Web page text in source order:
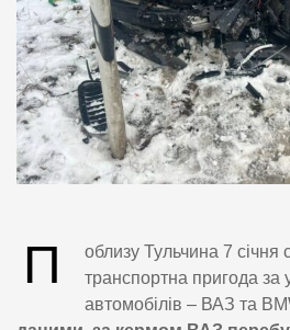
П
облизу Тульчина 7
транспортна пригода за
автомобілів – ВАЗ та